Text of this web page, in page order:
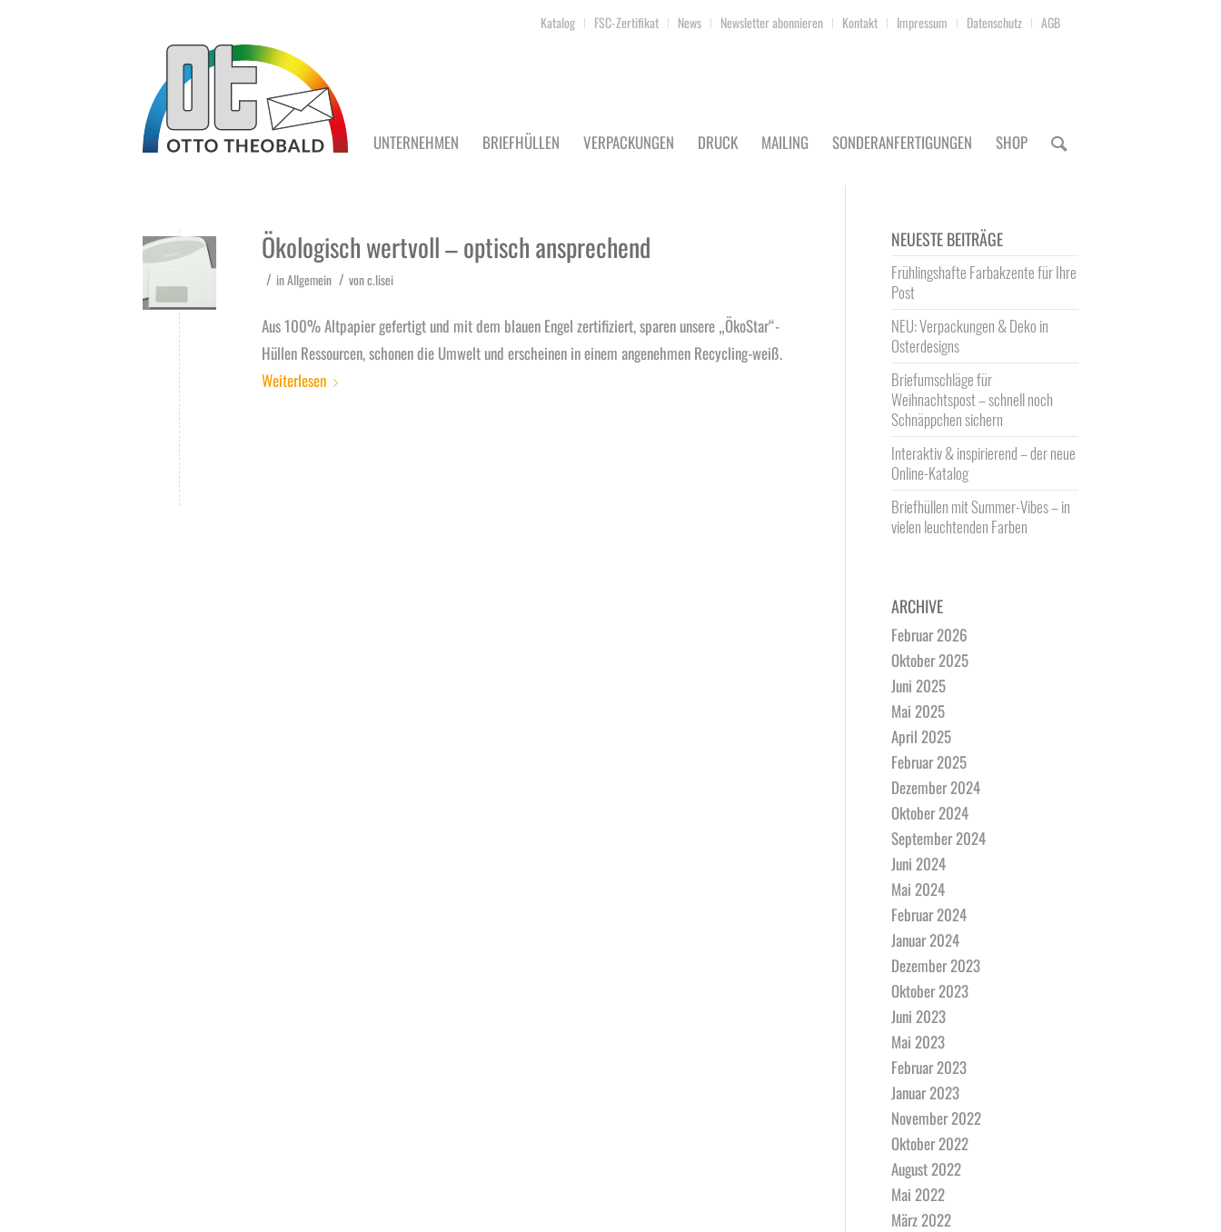
Katalog FSC-Zertifikat News Newsletter abonnieren Kontakt Impressum Datenschutz AGB
UNTERNEHMEN BRIEFHÜLLEN VERPACKUNGEN DRUCK MAILING SONDERANFERTIGUNGEN SHOP
Ökologisch wertvoll – optisch ansprechend
/ inAllgemein / vonc.lisei
Aus 100% Altpapier gefertigt und mit dem blauen Engel zertifiziert, sparen unsere „ÖkoStar“-
Hüllen Ressourcen, schonen die Umwelt und erscheinen in einem angenehmen Recycling-weiß.
Weiterlesen
NEUESTE BEITRÄGE
Frühlingshafte Farbakzente für Ihre
Post
NEU: Verpackungen & Deko in
Osterdesigns
Briefumschläge für
Weihnachtspost – schnell noch
Schnäppchen sichern
Interaktiv & inspirierend – der neue
Online-Katalog
Briefhüllen mit Summer-Vibes – in
vielen leuchtenden Farben
ARCHIVE
Februar 2026
Oktober 2025
Juni 2025
Mai 2025
April 2025
Februar 2025
Dezember 2024
Oktober 2024
September 2024
Juni 2024
Mai 2024
Februar 2024
Januar 2024
Dezember 2023
Oktober 2023
Juni 2023
Mai 2023
Februar 2023
Januar 2023
November 2022
Oktober 2022
August 2022
Mai 2022
März 2022